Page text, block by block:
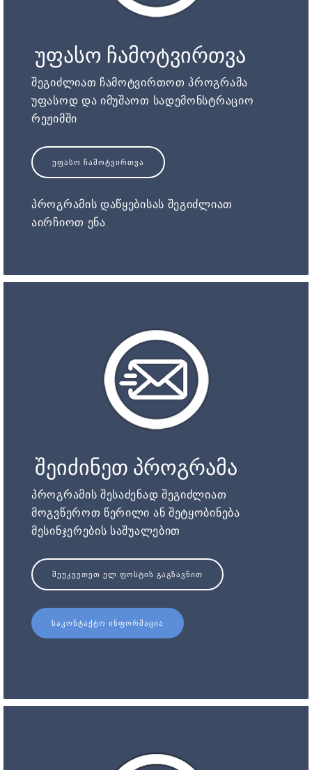
უფასო ჩამოტვირთვა
შეგიძლიათ ჩამოტვირთოთ პროგრამა
უფასოდ და იმუშაოთ სადემონსტრაციო
რეჟიმში
ᲣᲤᲐᲡᲝ ᲩᲐᲛᲝᲢᲕᲘᲠᲗᲕᲐ
პროგრამის დაწყებისას შეგიძლიათ
აირჩიოთ ენა.
შეიძინეთ პროგრამა
პროგრამის შესაძენად შეგიძლიათ
მოგვწეროთ წერილი ან შეტყობინება
მესინჯერების საშუალებით
ᲨᲔᲣᲙᲕᲔᲗᲔᲗ ᲔᲚ.ᲤᲝᲡᲢᲘᲡ ᲒᲐᲒᲖᲐᲕᲜᲘᲗ
ᲡᲐᲙᲝᲜᲢᲐᲥᲢᲝ ᲘᲜᲤᲝᲠᲛᲐᲪᲘᲐ